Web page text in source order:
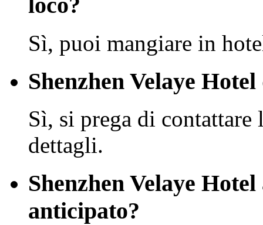
Sì, puoi mangiare in
Shenzhen Velaye
Sì, si prega di
dettagli.
Shenzhen Velaye
anticipato?